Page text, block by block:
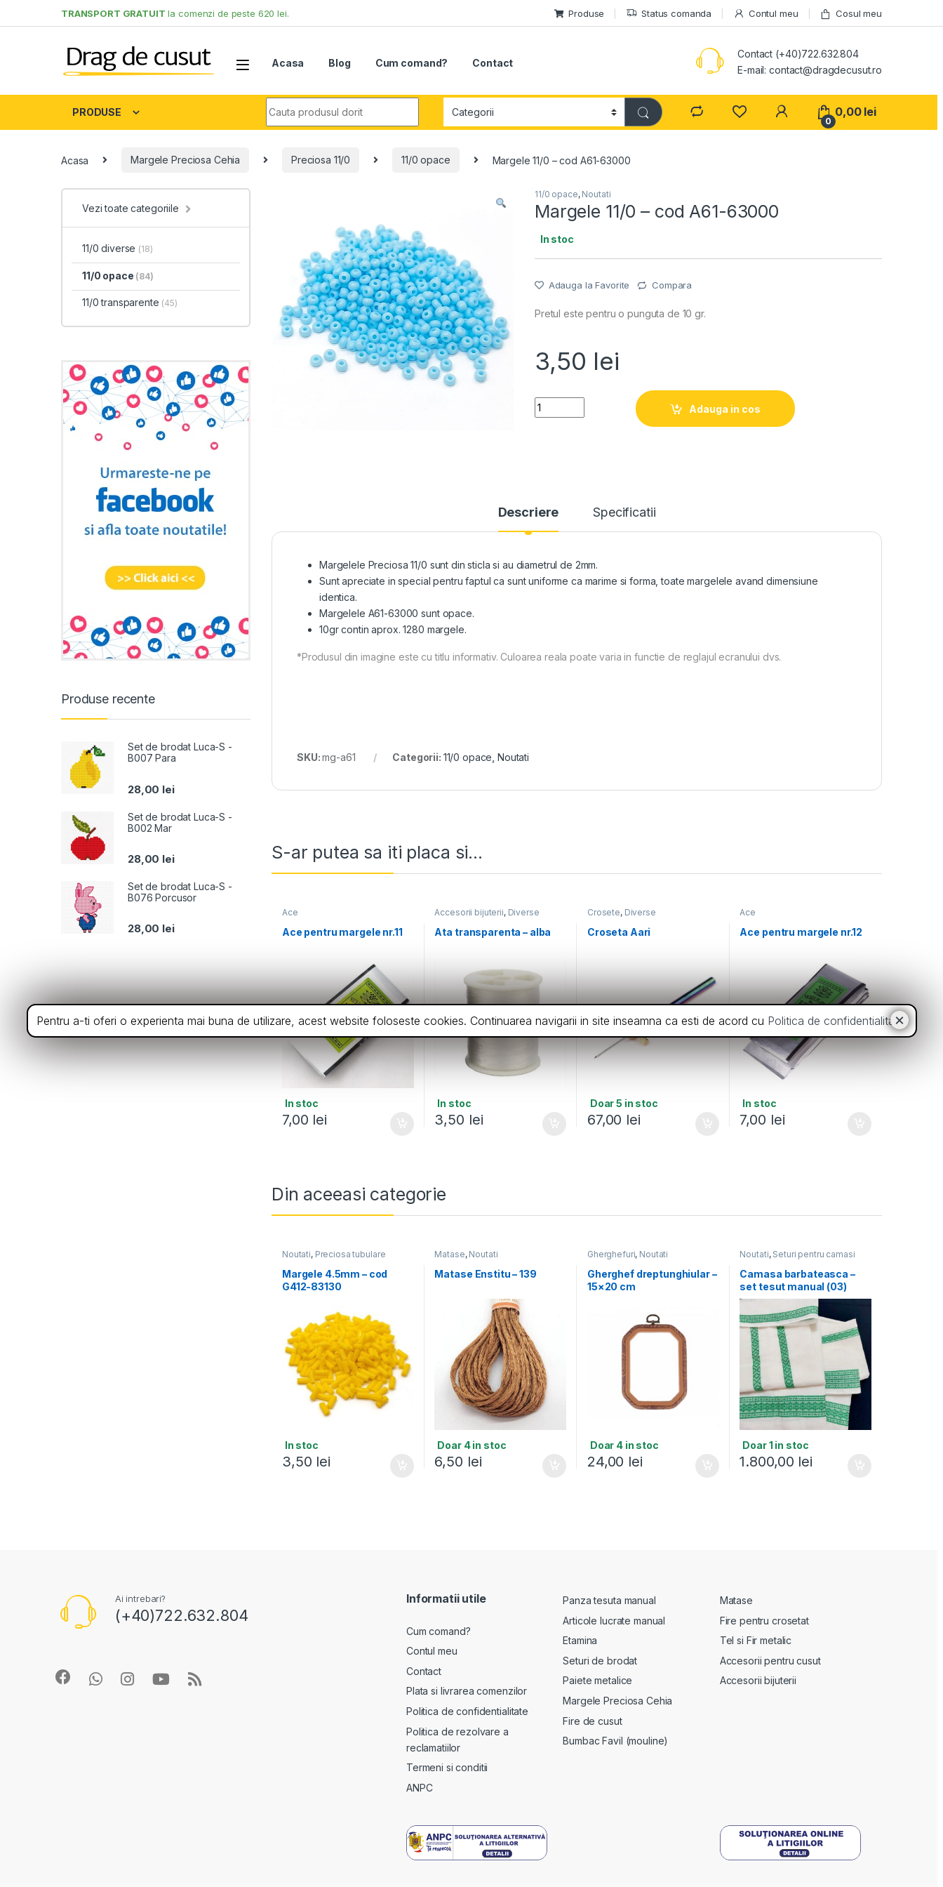
TRANSPORT GRATUIT la comenzi de peste 620 lei. Produse Status comanda Contul meu Cosul meu
Acasa Blog Cum comand? Contact
Contact (+40)722.632.804
E-mail: contact@dragdecusut.ro
PRODUSE
0
0,00 lei
Acasa Margele Preciosa Cehia Preciosa 11/0 11/0 opace Margele 11/0 – cod A61-63000
11/0 opace, Noutati
Margele 11/0 – cod A61-63000
In stoc
Adauga la Favorite Compara
Pretul este pentru o punguta de 10 gr.
3,50 lei
Quantity
Adauga in cos
Descriere Specificatii
Margelele Preciosa 11/0 sunt din sticla si au diametrul de 2mm.
Sunt apreciate in special pentru faptul ca sunt uniforme ca marime si forma, toate margelele avand dimensiune
identica.
Margelele A61-63000 sunt opace.
10gr contin aprox. 1280 margele.
*Produsul din imagine este cu titlu informativ. Culoarea reala poate varia in functie de reglajul ecranului dvs.
SKU:mg-a61 Categorii: 11/0 opace ,Noutati
S-ar putea sa iti placa si...
Ace
Ace pentru margele nr.11
In stoc
7,00 lei
Accesorii bijuterii, Diverse
Ata transparenta – alba
In stoc
3,50 lei
Crosete, Diverse
Croseta Aari
Doar 5 in stoc
67,00 lei
Ace
Ace pentru margele nr.12
In stoc
7,00 lei
Din aceeasi categorie
Noutati, Preciosa tubulare
Margele 4.5mm – cod
G412-83130
In stoc
3,50 lei
Matase, Noutati
Matase Enstitu – 139
Doar 4 in stoc
6,50 lei
Gherghefuri, Noutati
Gherghef dreptunghiular –
15×20 cm
Doar 4 in stoc
24,00 lei
Noutati, Seturi pentru camasi
Camasa barbateasca –
set tesut manual (03)
Doar 1 in stoc
1.800,00 lei
Vezi toate categoriile
11/0 diverse (18)
11/0 opace (84)
11/0 transparente (45)
Produse recente
Set de brodat Luca-S -
B007 Para
28,00 lei
Set de brodat Luca-S -
B002 Mar
28,00 lei
Set de brodat Luca-S -
B076 Porcusor
28,00 lei
Ai intrebari?
(+40)722.632.804
Informatii utile
Cum comand?
Contul meu
Contact
Plata si livrarea comenzilor
Politica de confidentialitate
Politica de rezolvare a
reclamatiilor
Termeni si conditii
ANPC
Panza tesuta manual
Articole lucrate manual
Etamina
Seturi de brodat
Paiete metalice
Margele Preciosa Cehia
Fire de cusut
Bumbac Favil (mouline)
Matase
Fire pentru crosetat
Tel si Fir metalic
Accesorii pentru cusut
Accesorii bijuterii
Pentru a-ti oferi o experienta mai buna de utilizare, acest website foloseste cookies. Continuarea navigarii in site inseamna ca esti de acord cu Politica de confidentialitate